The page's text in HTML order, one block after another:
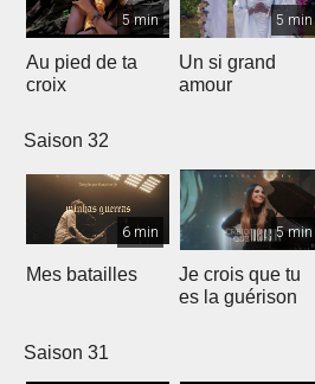
5 min
Au pied de ta
croix
5 min
Un si grand
amour
Saison 32
6 min
Mes batailles
5 min
Je crois que tu
es la guérison
Saison 31